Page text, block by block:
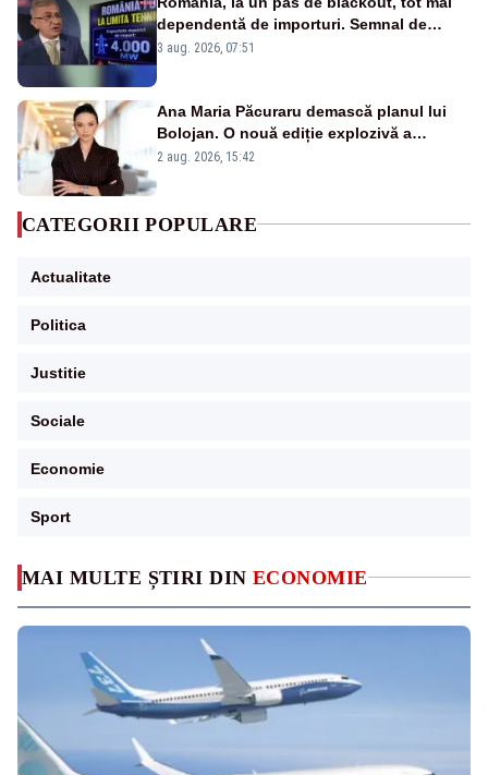
MAI MULTE ȘTIRI DIN ECONOMIE
dependentă de importuri. Semnal de
alarmă tras de un expert în energie
3 aug. 2026, 07:51
Ana Maria Păcuraru demască planul lui
Bolojan. O nouă ediție explozivă a
emisiunii „Miza Zilei” la Realitatea PLUS
2 aug. 2026, 15:42
CATEGORII POPULARE
Actualitate
Politica
Justitie
Sociale
Economie
Sport